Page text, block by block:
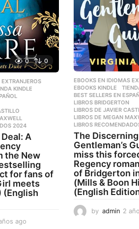
0 0
KINDLE
2024
A
the New
for fans of
meets
(English
ago
EBOOKS EN IDIOMAS
EBOOKS KINDLE
,
BEST SELLERS EN
LIBROS BRIDGERTON
LIBROS DE JAVIER
LIBROS DE MEGAN
LIBROS
The Discerning
Gentleman’s
miss this
Regency
of Bridgerton
(Mills & Boon
(English
by admin 2